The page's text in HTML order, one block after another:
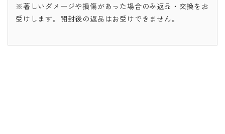
※著しいダメージや損傷があった場合のみ返品・交換をお
受けします。開封後の返品はお受けできません。